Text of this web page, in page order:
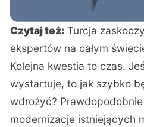
Czytaj też: Turcja
ekspertów na całym
Kolejna kwestia to czas.
wystartuje, to jak szybko
wdrożyć?
modernizacje istniejących